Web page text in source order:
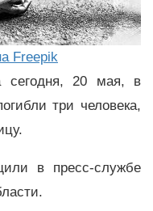
Freepik
сегодня, 20 мая, в
три человека,
в пресс-службе